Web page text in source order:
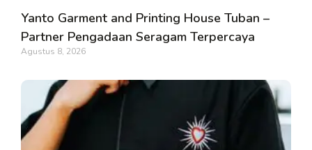
Yanto Garment and Printing House Tuban –
Partner Pengadaan Seragam Terpercaya
Agustus 8, 2026